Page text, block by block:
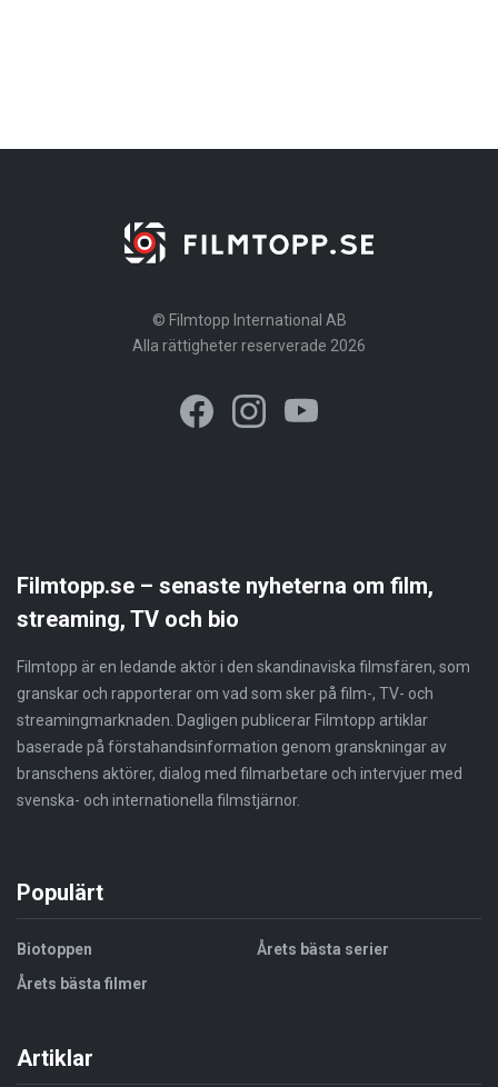
© Filmtopp International AB
Alla rättigheter reserverade 2026
Filmtopp.se – senaste nyheterna om film,
streaming, TV och bio
Filmtopp är en ledande aktör i den skandinaviska filmsfären, som
granskar och rapporterar om vad som sker på film-, TV- och
streamingmarknaden. Dagligen publicerar Filmtopp artiklar
baserade på förstahandsinformation genom granskningar av
branschens aktörer, dialog med filmarbetare och intervjuer med
svenska- och internationella filmstjärnor.
Populärt
Biotoppen
Årets bästa filmer
Årets bästa serier
Artiklar